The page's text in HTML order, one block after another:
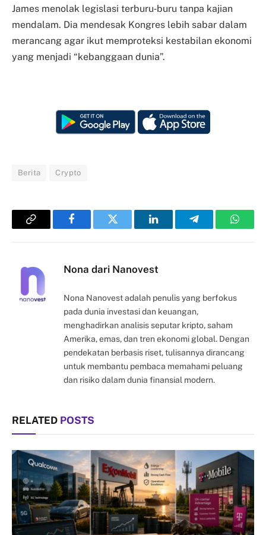
James menolak legislasi terburu‑buru tanpa kajian
mendalam. Dia mendesak Kongres lebih sabar dalam
merancang agar ikut memproteksi kestabilan ekonomi
yang menjadi “kebanggaan dunia”.
Berita Crypto
Copy
FacebookTwitter LinkedInTelegram
Nona dari Nanovest
Nona Nanovest adalah penulis yang berfokus
pada dunia investasi dan keuangan,
menghadirkan analisis seputar kripto, saham
Amerika, emas, dan tren ekonomi global. Dengan
pendekatan berbasis riset, tulisannya dirancang
untuk membantu pembaca memahami peluang
dan risiko dalam dunia finansial modern.
RELATED POSTS